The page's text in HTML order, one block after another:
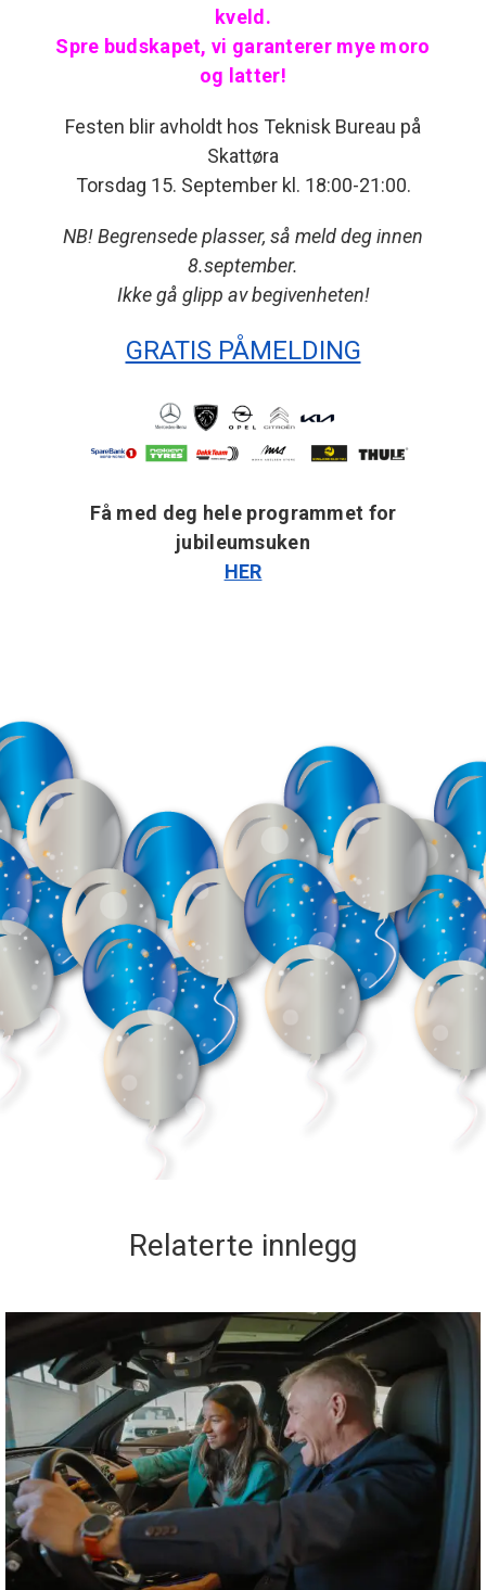
kveld.
Spre budskapet, vi garanterer mye moro
og latter!
Festen blir avholdt hos Teknisk Bureau på
Skattøra
Torsdag 15. September kl. 18:00-21:00.
NB! Begrensede plasser, så meld deg innen
8.september.
Ikke gå glipp av begivenheten!
GRATIS PÅMELDING
Få med deg hele programmet for
jubileumsuken
HER
Relaterte innlegg